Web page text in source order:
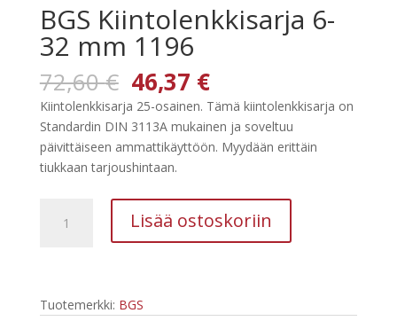
BGS Kiintolenkkisarja 6-
32 mm 1196
72,60€ Alkuperäinen
hinta
oli:
72,60 €.
46,37 €Nykyinen
hinta
on:
46,37 €.
Kiintolenkkisarja 25-osainen. Tämä kiintolenkkisarja on
Standardin DIN 3113A mukainen ja soveltuu
päivittäiseen ammattikäyttöön. Myydään erittäin
tiukkaan tarjoushintaan.
Kiintolenkkisarja
1196
Lisää ostoskoriin
Tuotemerkki: BGS